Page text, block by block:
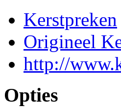
Kerstpreken
Origineel
http://
Opties